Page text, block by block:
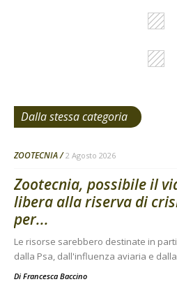
Dalla stessa categoria
ZOOTECNIA 2 Agosto 2026
Zootecnia, possibile il
libera alla riserva di
per...
Le risorse sarebbero destinate in
dalla Psa, dall'influenza aviaria e
Di Francesca Baccino